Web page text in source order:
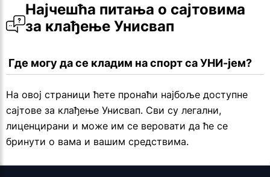
Најчешћа питања о сајтовима
за клађење Унисвап
Где могу да се кладим на спорт са УНИ-јем?
На овој страници ћете пронаћи најбоље доступне
сајтове за клађење Унисвап. Сви су легални,
лиценцирани и може им се веровати да ће се
бринути о вама и вашим средствима.